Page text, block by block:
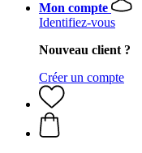
Mon compte
Identifiez-vous
Nouveau client ?
Créer un compte